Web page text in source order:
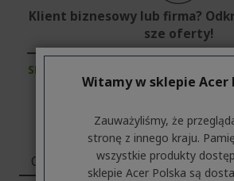
Klient biznesowy lub firma?
sze oferty!
SKONTAKTUJ SIĘ Z NAMI
Cechy
Witamy w sklepie Acer
Zauważyliśmy, że
stronę z innego kraju.
wszystkie produkty
sklepie Acer Polska są